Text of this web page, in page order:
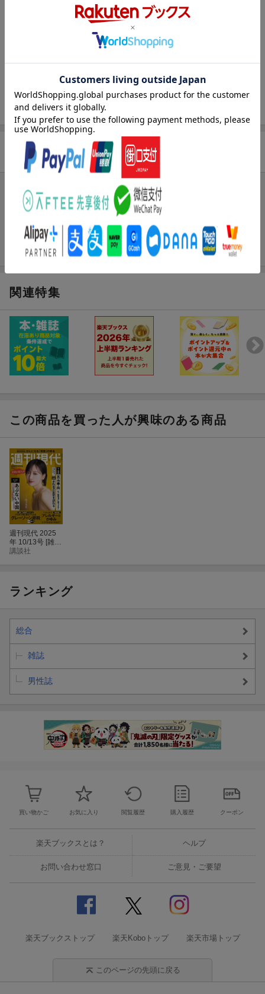
月刊
08771
4910087711156
バックナンバー この雑誌の他の号を見る
商品レビュー
まだレビューがありません。
関連特集
この商品を買った人が興味のある商品
週刊現代 2025
年 10/13号 [雑
誌]
講談社
ランキング
総合
雑誌
男性誌
買い物かご お気に入り 閲覧履歴 購入履歴 クーポン
楽天ブックスとは？ ヘルプ
お問い合わせ窓口 ご意見・ご要望
楽天ブックストップ 楽天Koboトップ 楽天市場トップ
このページの先頭に戻る